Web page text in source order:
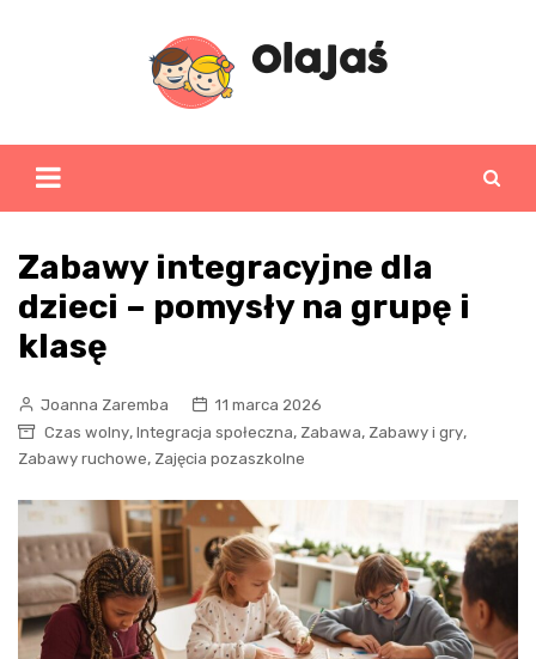
Zabawy integracyjne dla
dzieci – pomysły na grupę i
klasę
Joanna Zaremba
11 marca 2026
Czas wolny, Integracja społeczna, Zabawa, Zabawy i gry,
Zabawy ruchowe, Zajęcia pozaszkolne